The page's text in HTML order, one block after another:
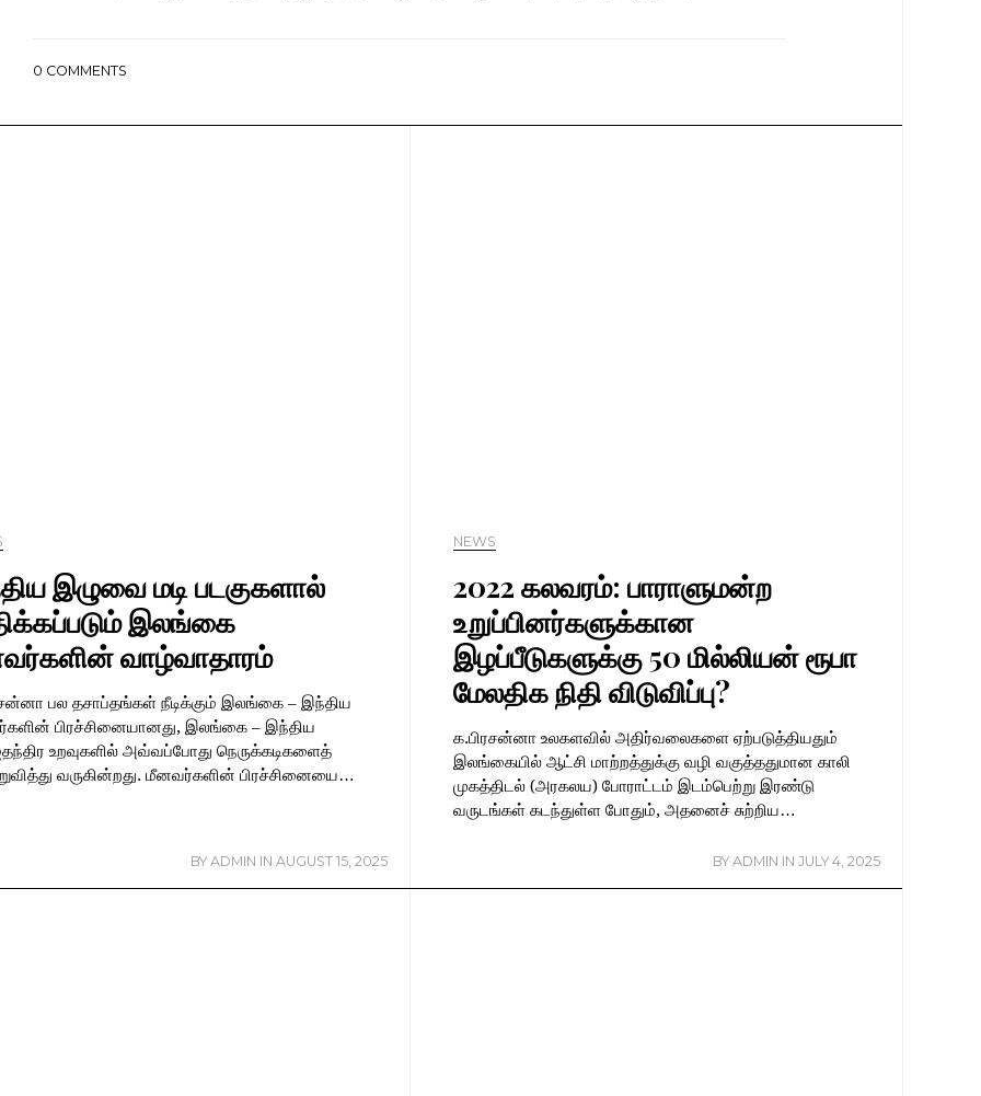
0 COMMENTS
இழுவை மடி படகுகளால்
இலங்கை
வாழ்வாதாரம்
பல தசாப்தங்கள் நீடிக்கும் இலங்கை – இந்திய
பிரச்சினையானது, இலங்கை – இந்திய
உறவுகளில் அவ்வப்போது நெருக்கடிகளைத்
வருகின்றது. மீனவர்களின் பிரச்சினையை…
BY ADMIN IN AUGUST 15, 2025
NEWS
2022 கலவரம்: பாராளுமன்ற
உறுப்பினர்களுக்கான
இழப்பீடுகளுக்கு 50 மில்லியன் ரூபா
மேலதிக நிதி விடுவிப்பு?
க.பிரசன்னா உலகளவில் அதிர்வலைகளை ஏற்படுத்தியதும்
இலங்கையில் ஆட்சி மாற்றத்துக்கு வழி வகுத்ததுமான காலி
முகத்திடல் (அரகலய) போராட்டம் இடம்பெற்று இரண்டு
வருடங்கள் கடந்துள்ள போதும், அதனைச் சுற்றிய…
BY ADMIN IN JULY 4, 2025